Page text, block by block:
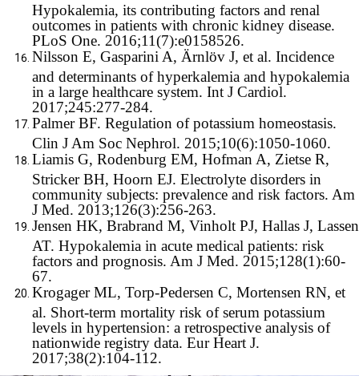
Hypokalemia, its contributing factors and renal
outcomes in patients with chronic kidney disease.
PLoS One. 2016;11(7):e0158526.
Nilsson E, Gasparini A, Ärnlöv J, et al. Incidence
and determinants of hyperkalemia and hypokalemia
in a large healthcare system. Int J Cardiol.
2017;245:277-284.
Palmer BF. Regulation of potassium homeostasis.
Clin J Am Soc Nephrol. 2015;10(6):1050-1060.
Liamis G, Rodenburg EM, Hofman A, Zietse R,
Stricker BH, Hoorn EJ. Electrolyte disorders in
community subjects: prevalence and risk factors. Am
J Med. 2013;126(3):256-263.
Jensen HK, Brabrand M, Vinholt PJ, Hallas J, Lassen
AT. Hypokalemia in acute medical patients: risk
factors and prognosis. Am J Med. 2015;128(1):60-
67.
Krogager ML, Torp-Pedersen C, Mortensen RN, et
al. Short-term mortality risk of serum potassium
levels in hypertension: a retrospective analysis of
nationwide registry data. Eur Heart J.
2017;38(2):104-112.